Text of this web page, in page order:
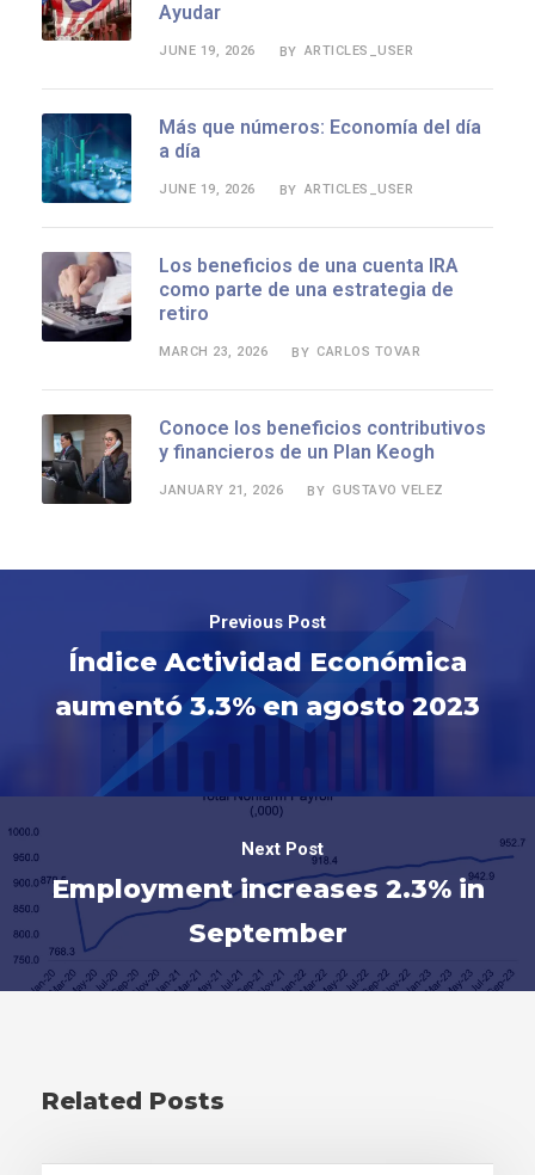
Ayudar
JUNE 19, 2026 BY ARTICLES_USER
Más que números: Economía del día
a día
JUNE 19, 2026 BY ARTICLES_USER
Los beneficios de una cuenta IRA
como parte de una estrategia de
retiro
MARCH 23, 2026 BY CARLOS TOVAR
Conoce los beneficios contributivos
y financieros de un Plan Keogh
JANUARY 21, 2026 BY GUSTAVO VELEZ
Previous Post
Índice Actividad Económica
aumentó 3.3% en agosto 2023
Next Post
Employment increases 2.3% in
September
Related Posts